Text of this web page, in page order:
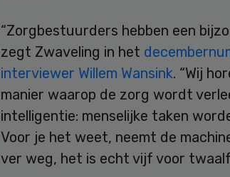
“Zorgbestuurders hebben een
zegt Zwaveling in het
interviewer Willem Wansink. “Wij
manier waarop de zorg wordt
intelligentie: menselijke taken
Voor je het weet, neemt de
ver weg, het is echt vijf voor